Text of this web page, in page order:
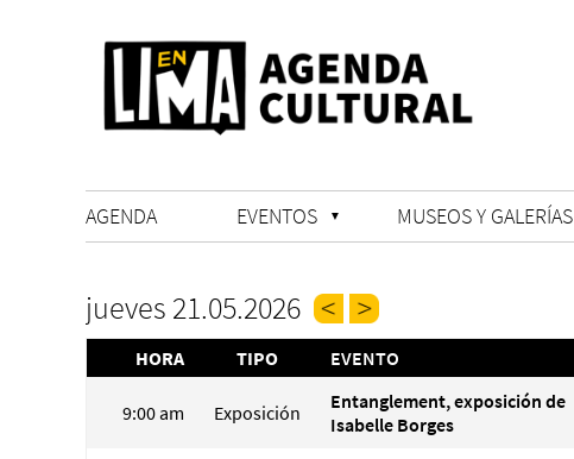
AGENDA EVENTOS MUSEOS Y GALERÍAS
jueves 21.05.2026
HORA TIPO EVENTO
9:00 am Exposición
Entanglement, exposición de
Isabelle Borges